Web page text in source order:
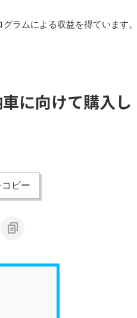
ラムによる収益を得ています。
に向けて購入し
ピー